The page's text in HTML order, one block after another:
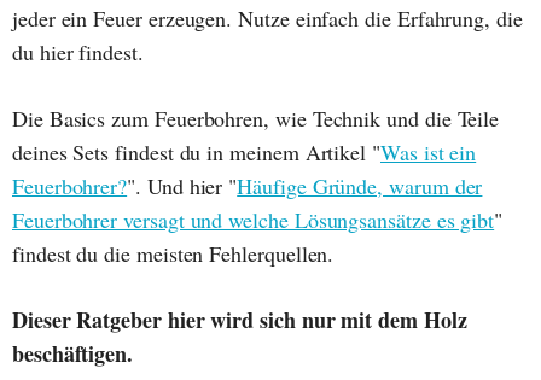
jeder ein Feuer erzeugen. Nutze einfach die Erfahrung, die
du hier findest.
Die Basics zum Feuerbohren, wie Technik und die Teile
deines Sets findest du in meinem Artikel "Was ist ein
Feuerbohrer?". Und hier "Häufige Gründe, warum der
Feuerbohrer versagt und welche Lösungsansätze es gibt"
findest du die meisten Fehlerquellen.
Dieser Ratgeber hier wird sich nur mit dem Holz
beschäftigen.